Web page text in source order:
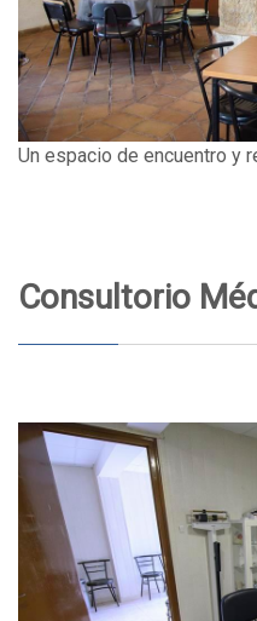
Un espacio de encuentro y
Consultorio